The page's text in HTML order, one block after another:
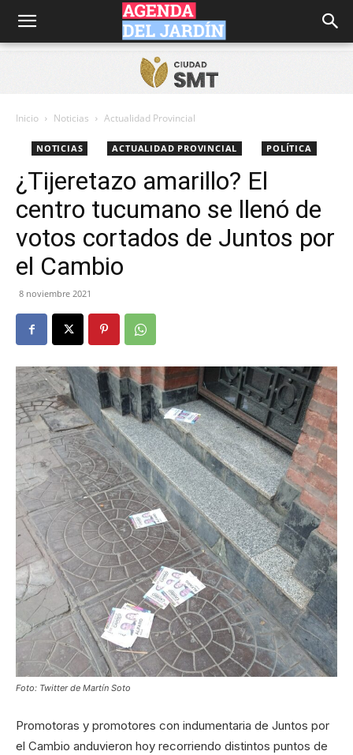
Agenda
Jardín
Inicio Noticias Actualidad Provincial
NOTICIAS ACTUALIDAD PROVINCIAL POLÍTICA
¿Tijeretazo amarillo? El
centro tucumano se llenó de
votos cortados de Juntos por
el Cambio
8 noviembre 2021
Foto: Twitter de Martín Soto
Promotoras y promotores con indumentaria de Juntos por
el Cambio anduvieron hoy recorriendo distintos puntos de